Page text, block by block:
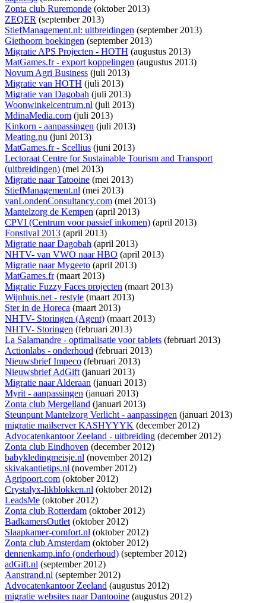
Zonta club Ruremonde (oktober 2013)
ZEQER (september 2013)
StiefManagement.nl: uitbreidingen (september 2013)
Giethoorn boekingen (september 2013)
Migratie APS Projecten - HOTH (augustus 2013)
MatGames.fr - export koppelingen (augustus 2013)
Novum Agri Business (juli 2013)
Migratie van HOTH (juli 2013)
Migratie van Dagobah (juli 2013)
Woonwinkelcentrum.nl (juli 2013)
MdinaMedia.com (juli 2013)
Kinkorn - aanpassingen (juli 2013)
Meating.nu (juni 2013)
MatGames.fr - Scellius (juni 2013)
Lectoraat Centre for Sustainable Tourism and Transport
(uitbreidingen) (mei 2013)
Migratie naar Tatooine (mei 2013)
StiefManagement.nl (mei 2013)
vanLondenConsultancy.com (mei 2013)
Mantelzorg de Kempen (april 2013)
CPVI (Centrum voor passief inkomen) (april 2013)
Fonstival 2013 (april 2013)
Migratie naar Dagobah (april 2013)
NHTV- van VWO naar HBO (april 2013)
Migratie naar Mygeeto (april 2013)
MatGames.fr(maart 2013)
Migratie Fuzzy Faces projecten (maart 2013)
Wijnhuis.net - restyle (maart 2013)
Ster in de Horeca (maart 2013)
NHTV- Storingen (Agent) (maart 2013)
NHTV- Storingen (februari 2013)
La Salamandre - optimalisatie voor tablets (februari 2013)
Actionlabs - onderhoud (februari 2013)
Nieuwsbrief Impeco (februari 2013)
Nieuwsbrief AdGift(januari 2013)
Migratie naar Alderaan (januari 2013)
Myrit - aanpassingen (januari 2013)
Zonta club Mergelland (januari 2013)
Steunpunt Mantelzorg Verlicht - aanpassingen (januari 2013)
migratie mailserver KASHYYYK (december 2012)
Advocatenkantoor Zeeland - uitbreiding (december 2012)
Zonta club Eindhoven (december 2012)
babykledingmeisje.nl (november 2012)
skivakantietips.nl (november 2012)
Agripoort.com (oktober 2012)
Crystalyx-likblokken.nl (oktober 2012)
LeadsMe (oktober 2012)
Zonta club Rotterdam (oktober 2012)
BadkamersOutlet(oktober 2012)
Slaapkamer-comfort.nl (oktober 2012)
Zonta club Amsterdam (oktober 2012)
dennenkamp.info (onderhoud) (september 2012)
adGift.nl (september 2012)
Aanstrand.nl (september 2012)
Advocatenkantoor Zeeland (augustus 2012)
migratie websites naar Dantooine (augustus 2012)